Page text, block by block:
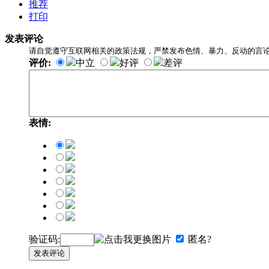
推荐
打印
发表评论
请自觉遵守互联网相关的政策法规，严禁发布色情、暴力、反动的言
评价: 中立 好评 差评
表情:
验证码: 匿名?
发表评论